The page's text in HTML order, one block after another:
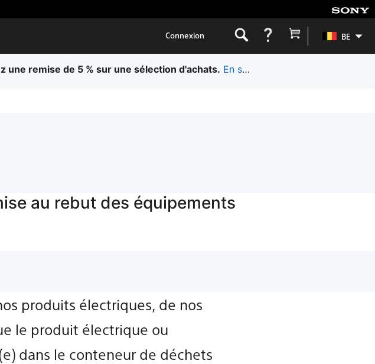
Connexion BE
une remise de 5 % sur une sélection d'achats. En savoir plus.
au rebut des équipements
produits électriques, de nos
le produit électrique ou
dans le conteneur de déchets